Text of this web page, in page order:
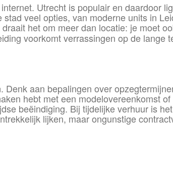
Utrecht is populair en daardoor
veel opties, van moderne units in
draait het om meer dan locatie: je moet
voorkomt verrassingen op de lange
aan bepalingen over
hebt met een modelovereenkomst
beëindiging. Bij tijdelijke verhuur is
lijken, maar ongunstige